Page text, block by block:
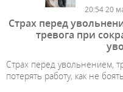
20:54 20
Страх перед
тревога при
Страх перед увольнением,
потерять работу, как не